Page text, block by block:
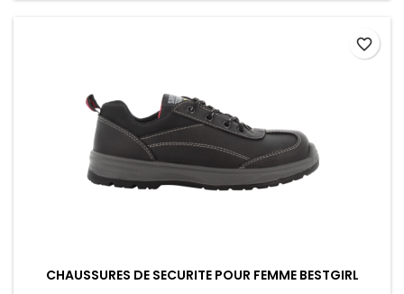
élevé avec...
CHAUSSURES DE SECURITE POUR FEMME BESTGIRL
favorite_border